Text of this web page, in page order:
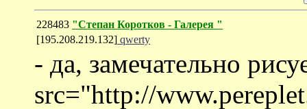
228483 "Степан Коротков - Галерея "
[195.208.219.132] qwerty
- да, замечательно
src="http://